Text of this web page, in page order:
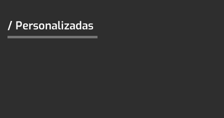
/ Personalizadas